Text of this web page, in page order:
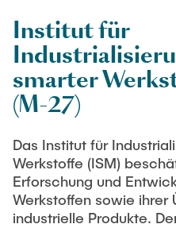
LitEndo
LuMEX-HT
SFB1615 “SMART
Institut für
smarter
(M-27)
Das Institut für
Werkstoffe (ISM)
Erforschung und
Werkstoffen sowie ihrer
industrielle Produkte.